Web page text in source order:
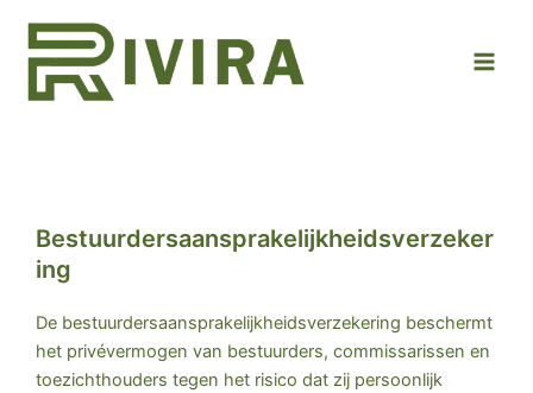
inhoud
Bestuurdersaansprakelijkheidsverzeker
ing
De bestuurdersaansprakelijkheidsverzekering beschermt
het privévermogen van bestuurders, commissarissen en
toezichthouders tegen het risico dat zij persoonlijk